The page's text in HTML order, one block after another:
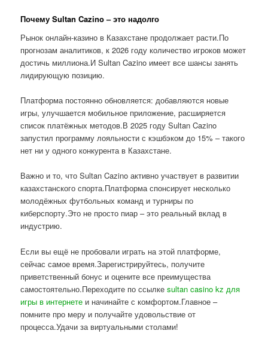
Почему Sultan Cazino – это надолго
Рынок онлайн-казино в Казахстане продолжает расти.По
прогнозам аналитиков, к 2026 году количество игроков может
достичь миллиона.И Sultan Cazino имеет все шансы занять
лидирующую позицию.
Платформа постоянно обновляется: добавляются новые
игры, улучшается мобильное приложение, расширяется
список платёжных методов.В 2025 году Sultan Cazino
запустил программу лояльности с кэшбэком до 15% – такого
нет ни у одного конкурента в Казахстане.
Важно и то, что Sultan Cazino активно участвует в развитии
казахстанского спорта.Платформа спонсирует несколько
молодёжных футбольных команд и турниры по
киберспорту.Это не просто пиар – это реальный вклад в
индустрию.
Если вы ещё не пробовали играть на этой платформе,
сейчас самое время.Зарегистрируйтесь, получите
приветственный бонус и оцените все преимущества
самостоятельно.Переходите по ссылкеsultan casino kz для
игры в интернете и начинайте с комфортом.Главное –
помните про меру и получайте удовольствие от
процесса.Удачи за виртуальными столами!